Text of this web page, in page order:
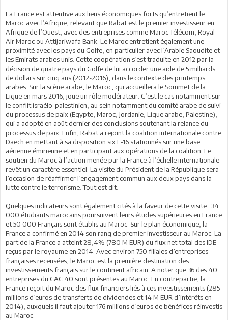
La France est attentive aux liens économiques forts qu’entretient le
Maroc avec l’Afrique, relevant que Rabat est le premier investisseur en
Afrique de l’Ouest, avec des entreprises comme Maroc Télécom, Royal
Air Maroc ou Attijariwafa Bank. Le Maroc entretient également une
proximité avec les pays du Golfe, en particulier avec l’Arabie Saoudite et
les Emirats arabes unis. Cette coopération s’est traduite en 2012 par la
décision de quatre pays du Golfe de lui accorder une aide de 5 milliards
de dollars sur cinq ans (2012-2016), dans le contexte des printemps
arabes. Sur la scène arabe, le Maroc, qui accueillera le Sommet de la
Ligue en mars 2016, joue un rôle modérateur. C’est le cas notamment sur
le conflit israélo-palestinien, au sein notamment du comité arabe de suivi
du processus de paix (Egypte, Maroc, Jordanie, Ligue arabe, Palestine),
qui a adopté en août dernier des conclusions soutenant la relance du
processus de paix. Enfin, Rabat a rejoint la coalition internationale contre
Daech en mettant à sa disposition six F-16 stationnés sur une base
aérienne émirienne et en participant aux opérations de la coalition. Le
soutien du Maroc à l’action menée par la France à l’échelle internationale
revêt un caractère essentiel. La visite du Président de la République sera
l’occasion de réaffirmer l’engagement commun aux deux pays dans la
lutte contre le terrorisme. Tout est dit.
Quelques indicateurs sont également cités à la faveur de cette visite : 34
000 étudiants marocains poursuivent leurs études supérieures en France
et 50 000 Français sont établis au Maroc. Sur le plan économique, la
France a confirmé en 2014 son rang de premier investisseur au Maroc. La
part de la France a atteint 28,4% (780 M EUR) du flux net total des IDE
reçus par le royaume en 2014. Avec environ 750 filiales d’entreprises
françaises recensées, le Maroc est la première destination des
investissements français sur le continent africain. A noter que 36 des 40
entreprises du CAC 40 sont présentes au Maroc. En contrepartie, la
France reçoit du Maroc des flux financiers liés à ces investissements (285
millions d’euros de transferts de dividendes et 14 M EUR d’intérêts en
2014), auxquels il faut ajouter 176 millions d’euros de bénéfices réinvestis
au Maroc.